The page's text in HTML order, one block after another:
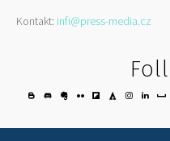
Kontakt: infi@press-media.cz